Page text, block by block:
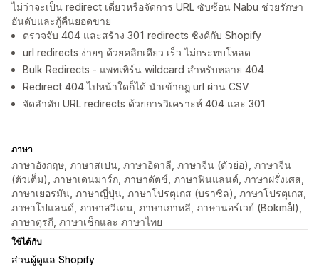
ไม่ว่าจะเป็น redirect เดี่ยวหรือจัดการ URL ซับซ้อน Nabu ช่วยรักษา
อันดับและกู้คืนยอดขาย
ตรวจจับ 404 และสร้าง 301 redirects ซิงค์กับ Shopify
url redirects ง่ายๆ ด้วยคลิกเดียว เร็ว ไม่กระทบโหลด
Bulk Redirects - แพทเทิร์น wildcard สำหรับหลาย 404
Redirect 404 ไปหน้าใดก็ได้ นำเข้ากฎ url ผ่าน CSV
จัดลำดับ URL redirects ด้วยการวิเคราะห์ 404 และ 301
ภาษา
ภาษาอังกฤษ, ภาษาสเปน, ภาษาอิตาลี, ภาษาจีน (ตัวย่อ), ภาษาจีน
(ตัวเต็ม), ภาษาเดนมาร์ก, ภาษาดัตช์, ภาษาฟินแลนด์, ภาษาฝรั่งเศส,
ภาษาเยอรมัน, ภาษาญี่ปุ่น, ภาษาโปรตุเกส (บราซิล), ภาษาโปรตุเกส,
ภาษาโปแลนด์, ภาษาสวีเดน, ภาษาเกาหลี, ภาษานอร์เวย์ (Bokmål),
ภาษาตุรกี, ภาษาเช็กและ ภาษาไทย
ใช้ได้กับ
ส่วนผู้ดูแล Shopify